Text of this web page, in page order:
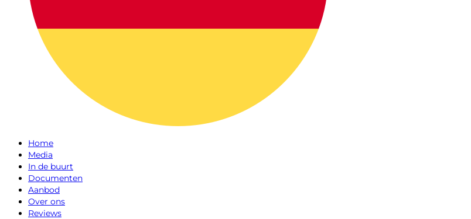
Home
Media
In de buurt
Documenten
Aanbod
Over ons
Reviews